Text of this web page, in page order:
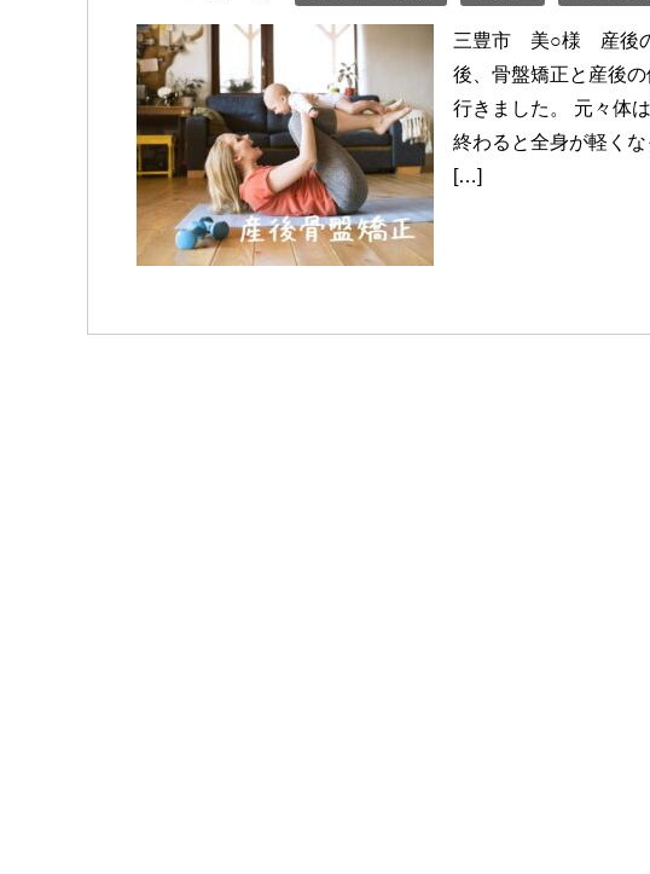
三豊市 美○様 産後の
後、骨盤矯正と産後
行きました。 元々体
終わると全身が軽く
[…]